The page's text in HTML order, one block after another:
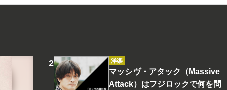
洋楽
マッシヴ・アタック（Massive
Attack）はフジロックで何を問